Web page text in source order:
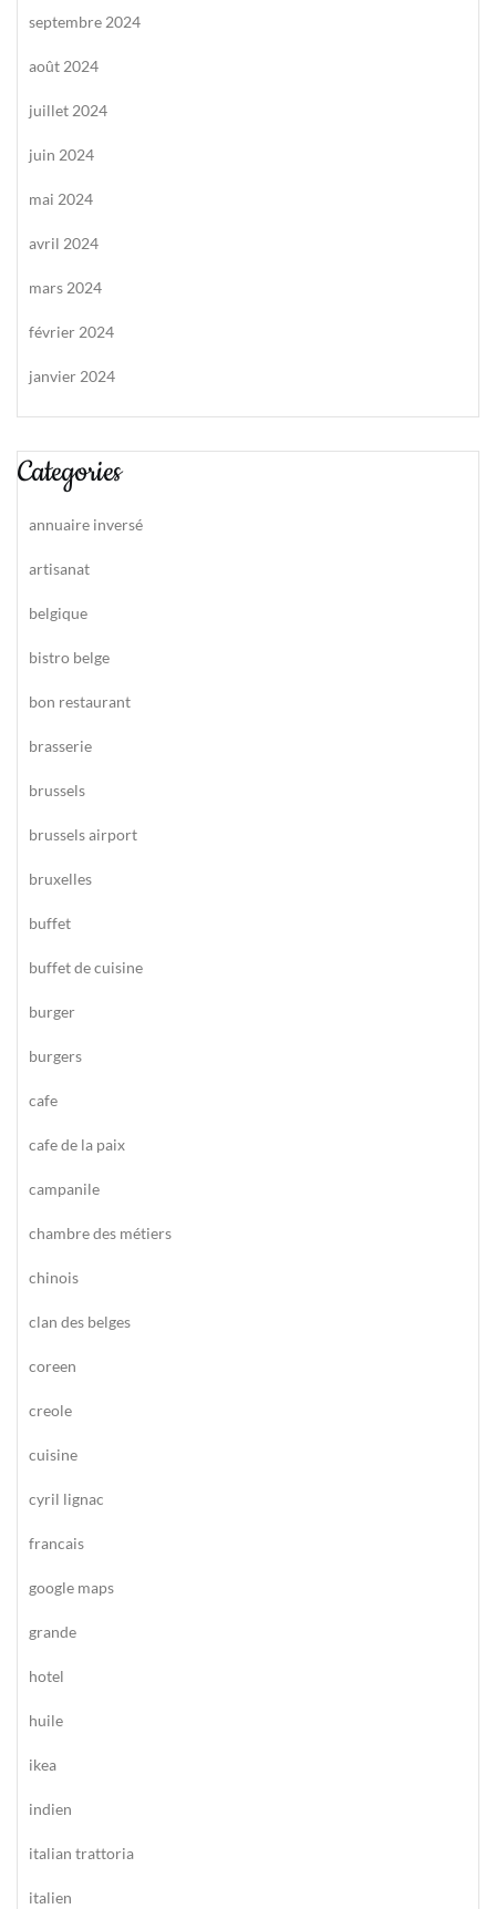
septembre 2024
août 2024
juillet 2024
juin 2024
mai 2024
avril 2024
mars 2024
février 2024
janvier 2024
Categories
annuaire inversé
artisanat
belgique
bistro belge
bon restaurant
brasserie
brussels
brussels airport
bruxelles
buffet
buffet de cuisine
burger
burgers
cafe
cafe de la paix
campanile
chambre des métiers
chinois
clan des belges
coreen
creole
cuisine
cyril lignac
francais
google maps
grande
hotel
huile
ikea
indien
italian trattoria
italien